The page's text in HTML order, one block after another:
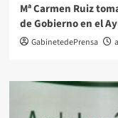
Mª Carmen Ruiz
de Gobierno en el
GabinetedePrensa